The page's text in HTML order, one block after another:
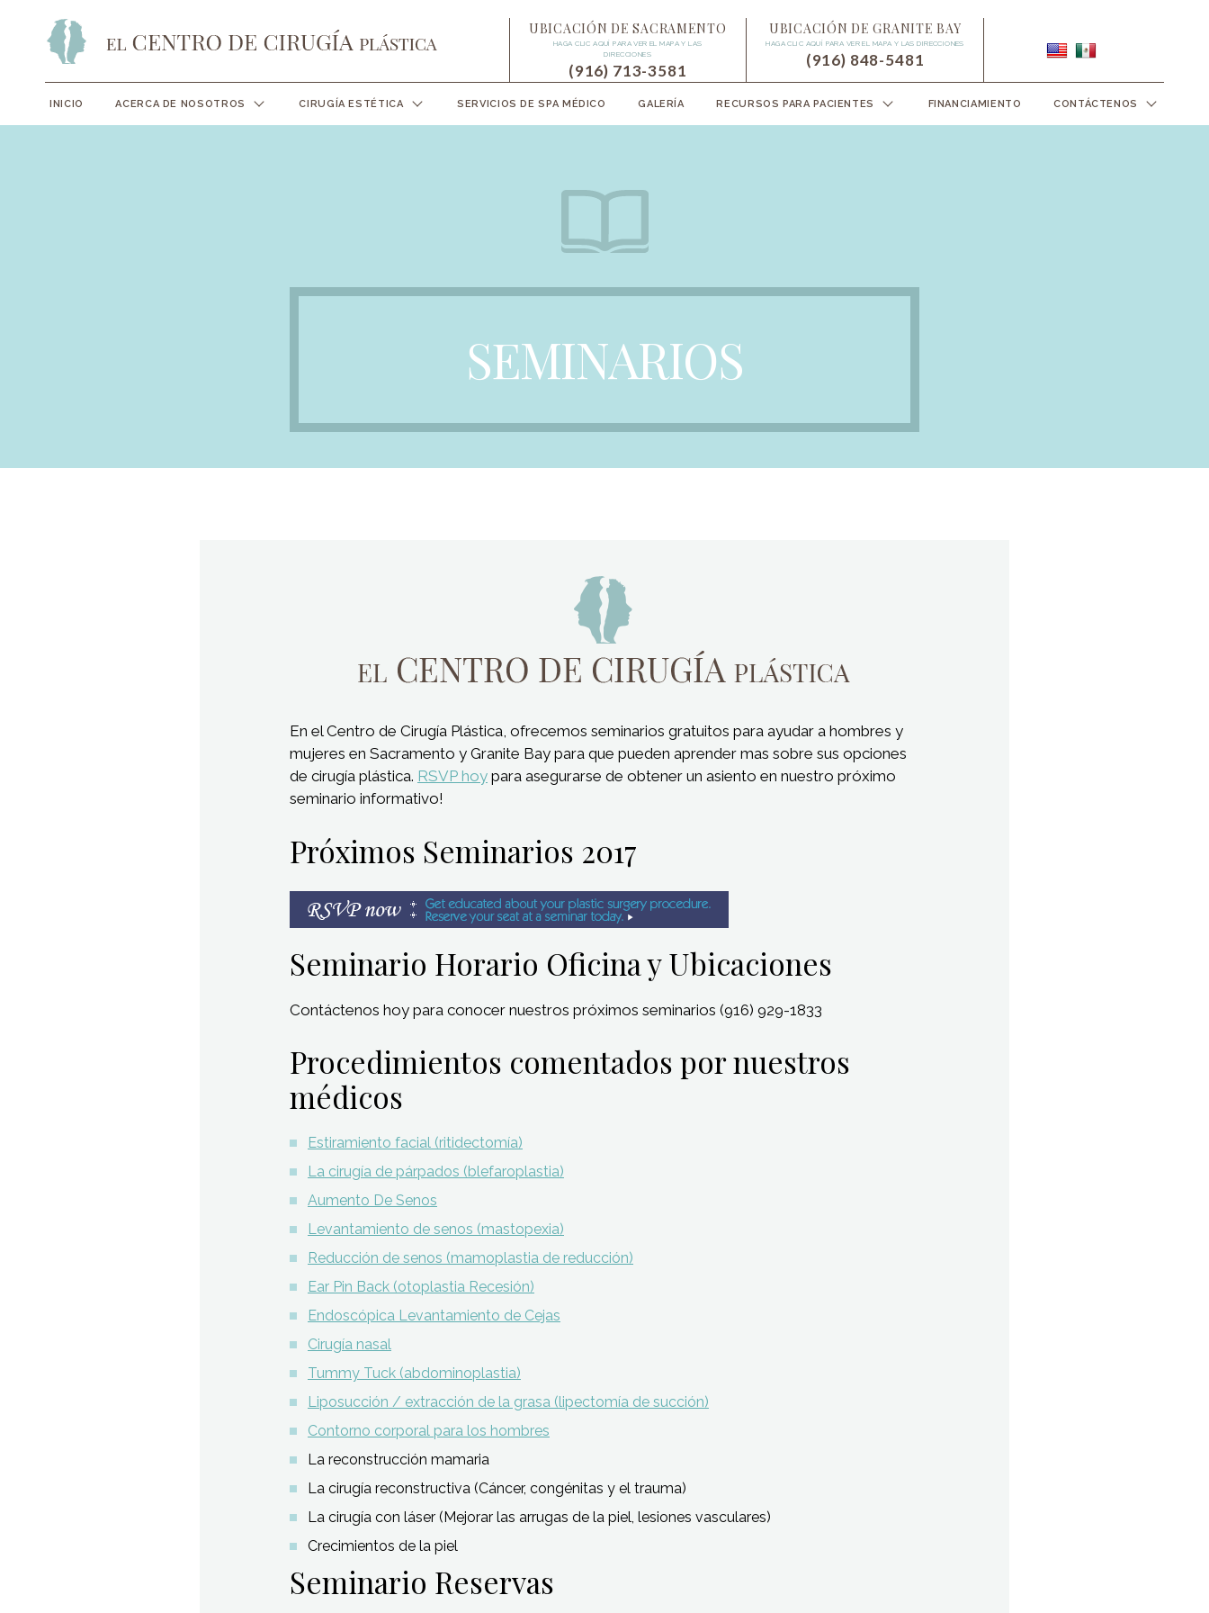
UBICACIÓN DE SACRAMENTO
HAGA CLIC AQUÍ PARA VER EL MAPA Y LAS
DIRECCIONES
(916) 713-3581
UBICACIÓN DE GRANITE BAY
HAGA CLIC AQUÍ PARA VER EL MAPA Y LAS DIRECCIONES
(916) 848-5481
INICIO ACERCA DE NOSOTROS CIRUGÍA ESTÉTICA SERVICIOS DE SPA MÉDICO GALERÍA RECURSOS PARA PACIENTES FINANCIAMIENTO CONTÁCTENOS
SEMINARIOS
En el Centro de Cirugía Plástica, ofrecemos seminarios gratuitos para ayudar a hombres y
mujeres en Sacramento y Granite Bay para que pueden aprender mas sobre sus opciones
de cirugía plástica. RSVP hoy para asegurarse de obtener un asiento en nuestro próximo
seminario informativo!
Próximos Seminarios 2017
Seminario Horario Oficina y Ubicaciones
Contáctenos hoy para conocer nuestros próximos seminarios (916) 929-1833
Procedimientos comentados por nuestros
médicos
Estiramiento facial (ritidectomía)
La cirugía de párpados (blefaroplastia)
Aumento De Senos
Levantamiento de senos (mastopexia)
Reducción de senos (mamoplastia de reducción)
Ear Pin Back (otoplastia Recesión)
Endoscópica Levantamiento de Cejas
Cirugía nasal
Tummy Tuck (abdominoplastia)
Liposucción / extracción de la grasa (lipectomía de succión)
Contorno corporal para los hombres
La reconstrucción mamaria
La cirugía reconstructiva (Cáncer, congénitas y el trauma)
La cirugía con láser (Mejorar las arrugas de la piel, lesiones vasculares)
Crecimientos de la piel
Seminario Reservas